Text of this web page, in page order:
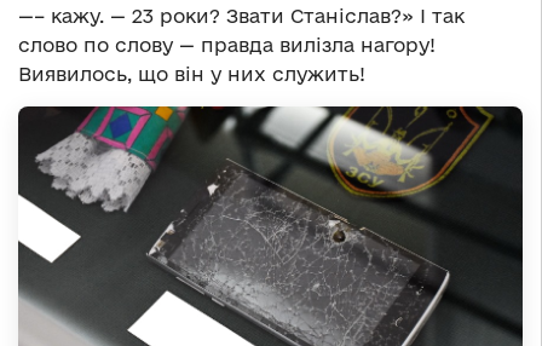
—– кажу. — 23 роки? Звати Станіслав?» І так
слово по слову — правда вилізла нагору!
Виявилось, що він у них служить!